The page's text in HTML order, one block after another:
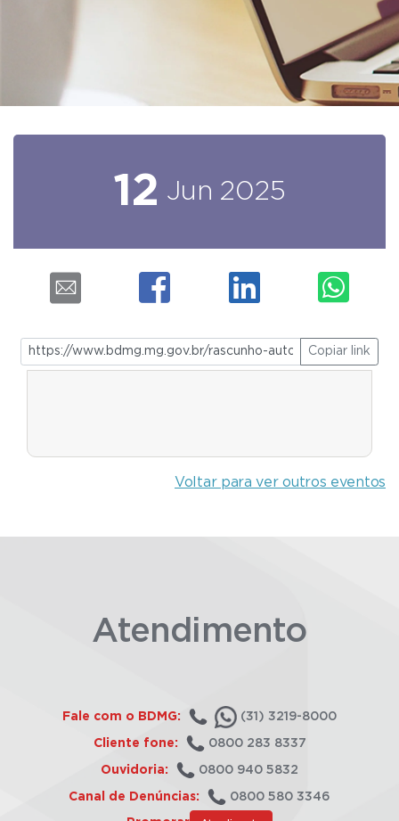
12 Jun 2025
Copiar link
Voltar para ver outros eventos
Atendimento
Fale com o BDMG: (31) 3219-8000
Cliente fone: 0800 283 8337
Ouvidoria: 0800 940 5832
Canal de Denúncias: 0800 580 3346